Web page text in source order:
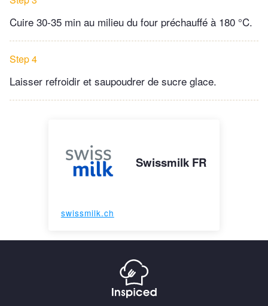
Cuire 30-35 min au milieu du four préchauffé à 180 °C.
Step 4
Laisser refroidir et saupoudrer de sucre glace.
Swissmilk FR
swissmilk.ch